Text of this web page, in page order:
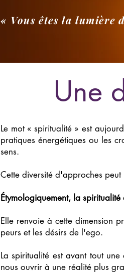
« Vous êtes la lumière
Une
Le mot « spiritualité » est
pratiques énergétiques ou les
sens.
Cette diversité d'approches
Étymologiquement, la
Elle renvoie à cette dimension
peurs et les désirs de l'ego.
La spiritualité est avant tout
nous ouvrir à une réalité plus